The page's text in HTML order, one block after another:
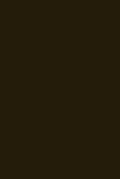
опираясь на
в прогнозе
в период
давления,
дает ясное